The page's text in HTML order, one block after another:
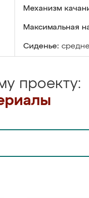
Механизм
Максимальная
Сиденье:
проекту: